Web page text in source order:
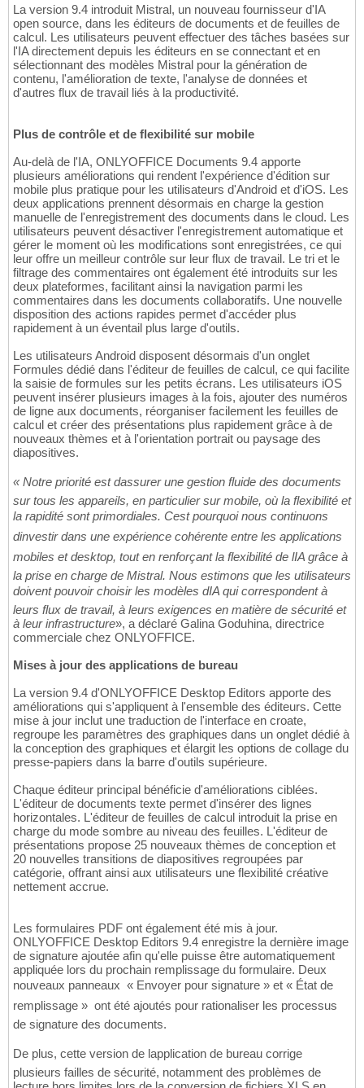
La version 9.4 introduit Mistral, un nouveau fournisseur d'IA
open source, dans les éditeurs de documents et de feuilles de
calcul. Les utilisateurs peuvent effectuer des tâches basées sur
l'IA directement depuis les éditeurs en se connectant et en
sélectionnant des modèles Mistral pour la génération de
contenu, l'amélioration de texte, l'analyse de données et
d'autres flux de travail liés à la productivité.
Plus de contrôle et de flexibilité sur mobile
Au-delà de l'IA, ONLYOFFICE Documents 9.4 apporte
plusieurs améliorations qui rendent l'expérience d'édition sur
mobile plus pratique pour les utilisateurs d'Android et d'iOS. Les
deux applications prennent désormais en charge la gestion
manuelle de l'enregistrement des documents dans le cloud. Les
utilisateurs peuvent désactiver l'enregistrement automatique et
gérer le moment où les modifications sont enregistrées, ce qui
leur offre un meilleur contrôle sur leur flux de travail. Le tri et le
filtrage des commentaires ont également été introduits sur les
deux plateformes, facilitant ainsi la navigation parmi les
commentaires dans les documents collaboratifs. Une nouvelle
disposition des actions rapides permet d'accéder plus
rapidement à un éventail plus large d'outils.
Les utilisateurs Android disposent désormais d'un onglet
Formules dédié dans l'éditeur de feuilles de calcul, ce qui facilite
la saisie de formules sur les petits écrans. Les utilisateurs iOS
peuvent insérer plusieurs images à la fois, ajouter des numéros
de ligne aux documents, réorganiser facilement les feuilles de
calcul et créer des présentations plus rapidement grâce à de
nouveaux thèmes et à l'orientation portrait ou paysage des
diapositives.
« Notre priorité est dassurer une gestion fluide des documents
sur tous les appareils, en particulier sur mobile, où la flexibilité et
la rapidité sont primordiales. Cest pourquoi nous continuons
dinvestir dans une expérience cohérente entre les applications
mobiles et desktop, tout en renforçant la flexibilité de lIA grâce à
la prise en charge de Mistral. Nous estimons que les utilisateurs
doivent pouvoir choisir les modèles dIA qui correspondent à
leurs flux de travail, à leurs exigences en matière de sécurité et
à leur infrastructure», a déclaré Galina Goduhina, directrice
commerciale chez ONLYOFFICE.
Mises à jour des applications de bureau
La version 9.4 d'ONLYOFFICE Desktop Editors apporte des
améliorations qui s'appliquent à l'ensemble des éditeurs. Cette
mise à jour inclut une traduction de l'interface en croate,
regroupe les paramètres des graphiques dans un onglet dédié à
la conception des graphiques et élargit les options de collage du
presse-papiers dans la barre d'outils supérieure.
Chaque éditeur principal bénéficie d'améliorations ciblées.
L'éditeur de documents texte permet d'insérer des lignes
horizontales. L'éditeur de feuilles de calcul introduit la prise en
charge du mode sombre au niveau des feuilles. L'éditeur de
présentations propose 25 nouveaux thèmes de conception et
20 nouvelles transitions de diapositives regroupées par
catégorie, offrant ainsi aux utilisateurs une flexibilité créative
nettement accrue.
Les formulaires PDF ont également été mis à jour.
ONLYOFFICE Desktop Editors 9.4 enregistre la dernière image
de signature ajoutée afin qu'elle puisse être automatiquement
appliquée lors du prochain remplissage du formulaire. Deux
nouveaux panneaux  « Envoyer pour signature » et « État de
remplissage »  ont été ajoutés pour rationaliser les processus
de signature des documents.
De plus, cette version de lapplication de bureau corrige
plusieurs failles de sécurité, notamment des problèmes de